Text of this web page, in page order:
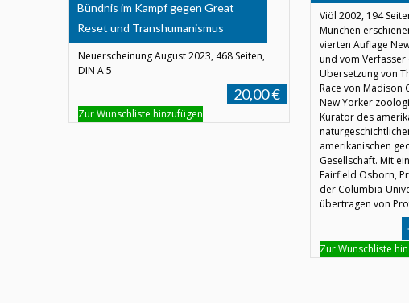
Bündnis im Kampf gegen Great
Reset und Transhumanismus
Neuerscheinung August 2023, 468 Seiten,
DIN A 5
20,00 €
Zur Wunschliste hinzufügen
Viöl 2002, 194
München
vierten Auflage
und vom Verfasser
Übersetzung von
Race von Madison
New Yorker
Kurator des
amerikanischen
Gesellschaft. Mit
Fairfield Osborn,
der Columbia-
übertragen von
Zur Wunschliste